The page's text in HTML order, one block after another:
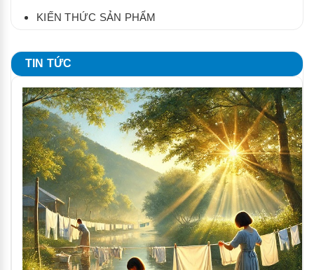
hương
KIẾN THỨC SẢN PHẨM
TIN TỨC